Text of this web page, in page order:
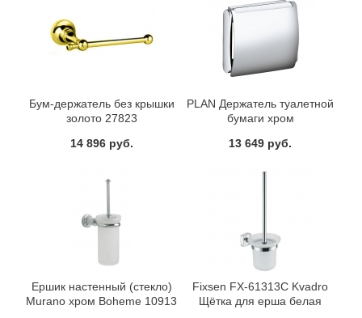
Бум-держатель без крышки
золото 27823
14 896 руб.
PLAN Держатель туалетной
бумаги хром
13 649 руб.
Ершик настенный (стекло)
Murano хром Boheme 10913
Fixsen FX-61313C Kvadro
Щётка для ерша белая